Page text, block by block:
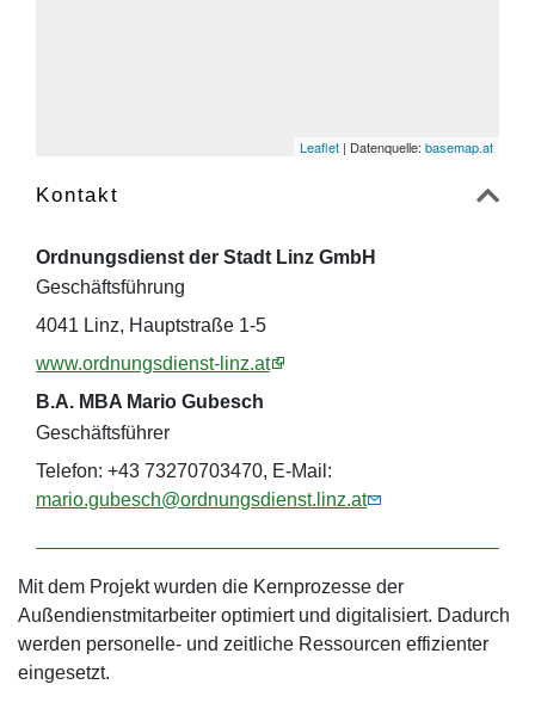
Leaflet | Datenquelle: basemap.at
Kontakt
Ordnungsdienst der Stadt Linz GmbH
Geschäftsführung
4041 Linz, Hauptstraße 1-5
www.ordnungsdienst-linz.at
B.A. MBA Mario Gubesch
Geschäftsführer
Telefon: +43 73270703470, E-Mail:
mario.gubesch@ordnungsdienst.linz.at
Mit dem Projekt wurden die Kernprozesse der
Außendienstmitarbeiter optimiert und digitalisiert. Dadurch
werden personelle- und zeitliche Ressourcen effizienter
eingesetzt.